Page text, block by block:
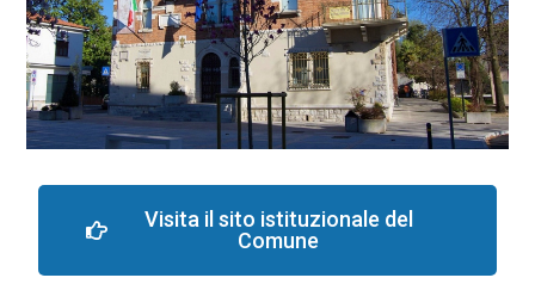
Visita il sito istituzionale del
Comune